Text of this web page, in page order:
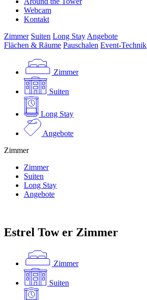
Webcam
Kontakt
Zimmer Suiten Long Stay Angebote
Flächen & Räume Pauschalen Event-Technik
Zimmer
Suiten
Long Stay
Angebote
Zimmer
Zimmer
Suiten
Long Stay
Angebote
Estrel Tow er Zimmer
Zimmer
Suiten